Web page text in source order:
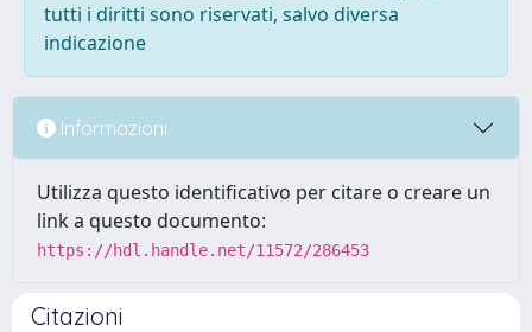
tutti i diritti sono riservati, salvo diversa
indicazione
Informazioni
Utilizza questo identificativo per citare o creare un
link a questo documento:
https://hdl.handle.net/11572/286453
Citazioni